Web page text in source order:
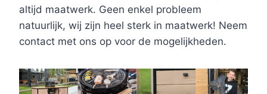
altijd maatwerk. Geen enkel probleem
natuurlijk, wij zijn heel sterk in maatwerk! Neem
contact met ons op voor de mogelijkheden.